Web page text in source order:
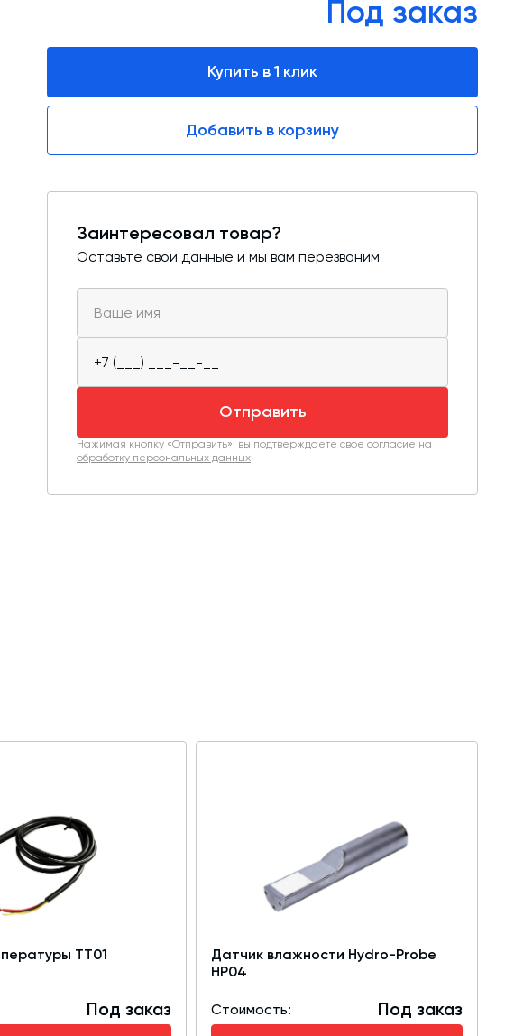
любой завод
Проектирование технологических
линий,промышленных зданий и сооружений
Под заказ
Купить в 1 клик
Добавить в корзину
Заинтересовал товар?
Оставьте свои данные и мы вам перезвоним
Отправить
Нажимая кнопку «Отправить», вы подтверждаете свое согласие на
обработку персональных данных
TT01
Под заказ
Датчик влажности Hydro-Probe
HP04
Стоимость: Под заказ